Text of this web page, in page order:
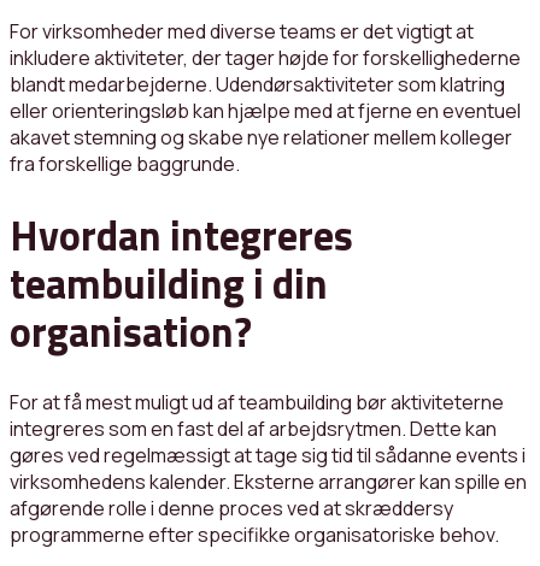
For virksomheder med diverse teams er det vigtigt at
inkludere aktiviteter, der tager højde for forskellighederne
blandt medarbejderne. Udendørsaktiviteter som klatring
eller orienteringsløb kan hjælpe med at fjerne en eventuel
akavet stemning og skabe nye relationer mellem kolleger
fra forskellige baggrunde.
Hvordan integreres
teambuilding i din
organisation?
For at få mest muligt ud af teambuilding bør aktiviteterne
integreres som en fast del af arbejdsrytmen. Dette kan
gøres ved regelmæssigt at tage sig tid til sådanne events i
virksomhedens kalender. Eksterne arrangører kan spille en
afgørende rolle i denne proces ved at skræddersy
programmerne efter specifikke organisatoriske behov.